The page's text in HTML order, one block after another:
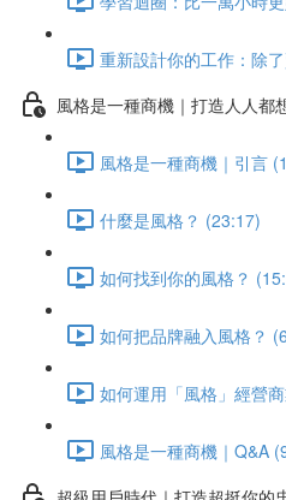
重新設計你的工作：除
風格是一種商機｜打造人人都
風格是一種商機｜引言
什麼是風格？ (23:17)
如何找到你的風格？
如何把品牌融入風格？
如何運用「風格」經營
風格是一種商機｜Q&A